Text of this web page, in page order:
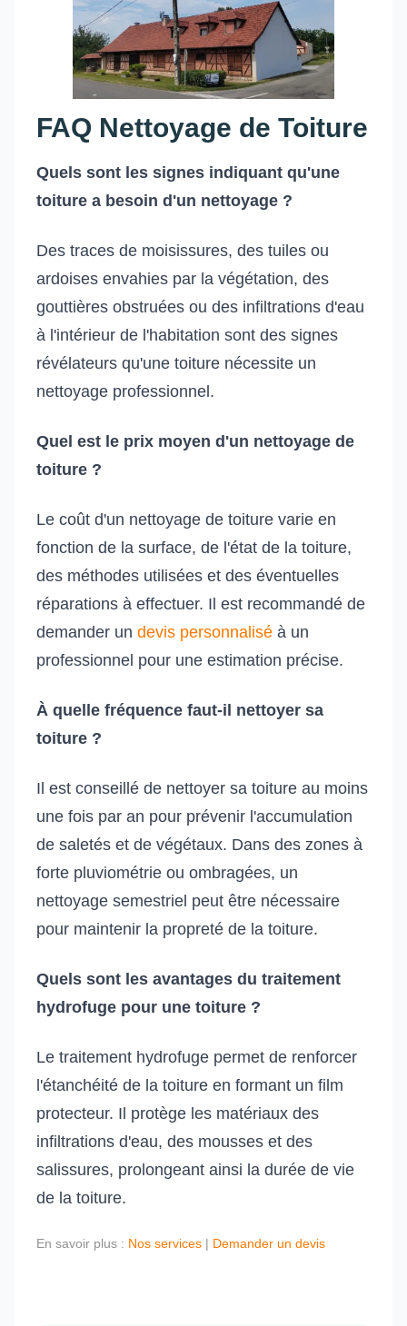
FAQ Nettoyage de Toiture
Quels sont les signes indiquant qu'une
toiture a besoin d'un nettoyage ?
Des traces de moisissures, des tuiles ou
ardoises envahies par la végétation, des
gouttières obstruées ou des infiltrations d'eau
à l'intérieur de l'habitation sont des signes
révélateurs qu'une toiture nécessite un
nettoyage professionnel.
Quel est le prix moyen d'un nettoyage de
toiture ?
Le coût d'un nettoyage de toiture varie en
fonction de la surface, de l'état de la toiture,
des méthodes utilisées et des éventuelles
réparations à effectuer. Il est recommandé de
demander un devis personnalisé à un
professionnel pour une estimation précise.
À quelle fréquence faut-il nettoyer sa
toiture ?
Il est conseillé de nettoyer sa toiture au moins
une fois par an pour prévenir l'accumulation
de saletés et de végétaux. Dans des zones à
forte pluviométrie ou ombragées, un
nettoyage semestriel peut être nécessaire
pour maintenir la propreté de la toiture.
Quels sont les avantages du traitement
hydrofuge pour une toiture ?
Le traitement hydrofuge permet de renforcer
l'étanchéité de la toiture en formant un film
protecteur. Il protège les matériaux des
infiltrations d'eau, des mousses et des
salissures, prolongeant ainsi la durée de vie
de la toiture.
En savoir plus : Nos services | Demander un devis